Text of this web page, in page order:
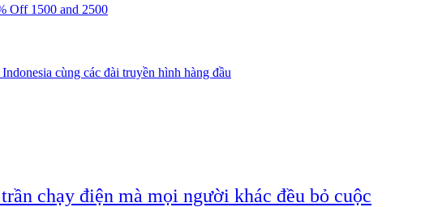
Off 1500 and 2500
cùng các đài truyền hình hàng đầu
chạy điện mà mọi người khác đều bỏ cuộc